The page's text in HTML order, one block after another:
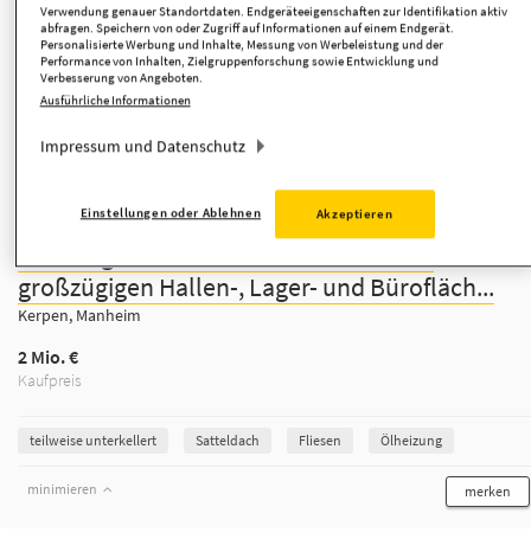
großzügigen Hallen-, Lager- und Bürofläch...
Kerpen, Manheim
Kaufpreis
2 Mio. €
teilweise unterkellert Satteldach Fliesen Ölheizung
minimieren merken
Verwendung genauer Standortdaten. Endgeräteeigenschaften zur Identifikation aktiv
abfragen. Speichern von oder Zugriff auf Informationen auf einem Endgerät.
Personalisierte Werbung und Inhalte, Messung von Werbeleistung und der
Performance von Inhalten, Zielgruppenforschung sowie Entwicklung und
Verbesserung von Angeboten.
Ausführliche Informationen
Impressum und Datenschutz
Einstellungen oder Ablehnen Akzeptieren